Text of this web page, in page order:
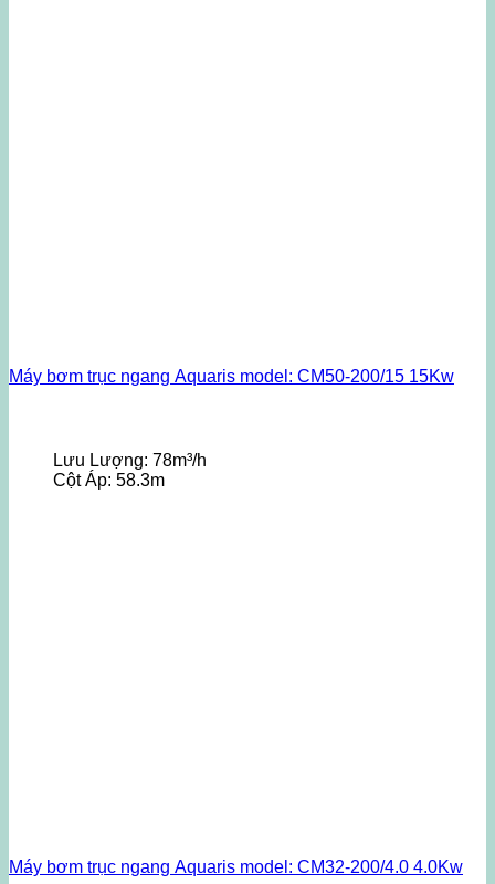
Máy bơm trục ngang Aquaris model: CM50-200/15 15Kw
Lưu Lượng: 78m³/h
Cột Áp: 58.3m
Máy bơm trục ngang Aquaris model: CM32-200/4.0 4.0Kw